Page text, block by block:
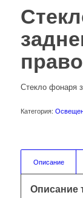
Стекло фонаря
Категория:
Описание
Описание